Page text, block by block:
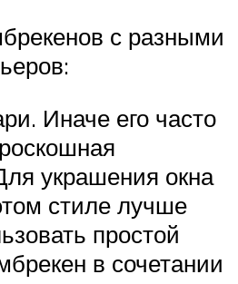
с разными
Иначе его часто
украшения окна
стиле лучше
простой
в сочетании